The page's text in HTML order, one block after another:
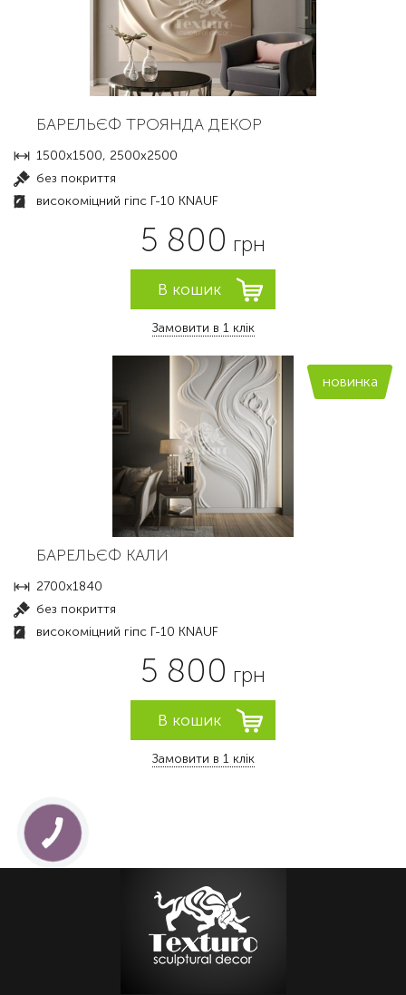
БАРЕЛЬЄФ ТРОЯНДА ДЕКОР
1500х1500, 2500х2500
без покриття
високоміцний гіпс Г-10 KNAUF
5 800 грн
Замовити в 1 клік
новинка
БАРЕЛЬЄФ КАЛИ
2700х1840
без покриття
високоміцний гіпс Г-10 KNAUF
5 800 грн
Замовити в 1 клік